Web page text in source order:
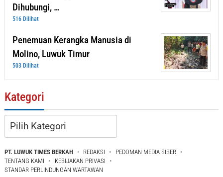
Dihubungi, …
516 Dilihat
Penemuan Kerangka Manusia di
Molino, Luwuk Timur
503 Dilihat
Kategori
Kategori
PT. LUWUK TIMES BERKAH REDAKSI
PEDOMAN MEDIA SIBER
TENTANG KAMI
KEBIJAKAN PRIVASI
STANDAR PERLINDUNGAN WARTAWAN